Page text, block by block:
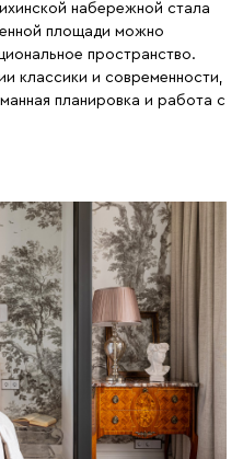
набережной стала
площади можно
пространство.
классики и современности,
планировка и работа с